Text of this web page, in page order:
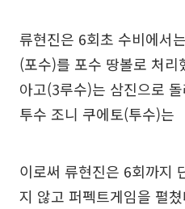
류현진은 6회초 수비에서
(포수)를 포수 땅볼로 처
아고(3루수)는 삼진으로
투수 조니 쿠에토(투수)는
이로써 류현진은 6회까지
지 않고 퍼펙트게임을 펼